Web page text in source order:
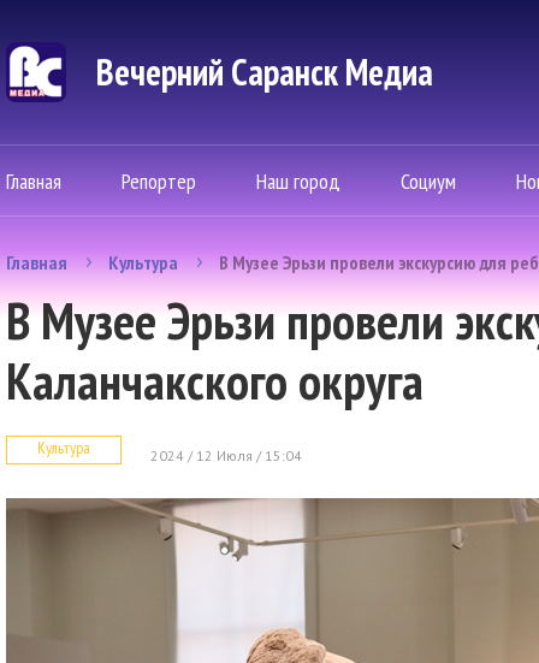
Вечерний Саранск Mедиа
Главная Репортер Наш город Социум
Главная Культура В Музее Эрьзи провели экскурсию для
В Музее Эрьзи провели
Каланчакского округа
Культура 2024 / 12 Июля / 15:04